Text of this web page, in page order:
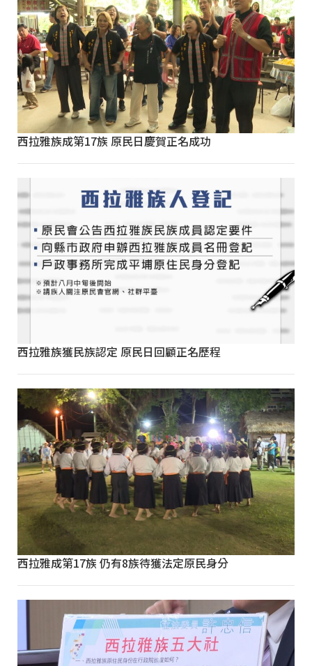
西拉雅族成第17族 原民日慶賀正名成功
西拉雅族獲民族認定 原民日回顧正名歷程
西拉雅成第17族 仍有8族待獲法定原民身分